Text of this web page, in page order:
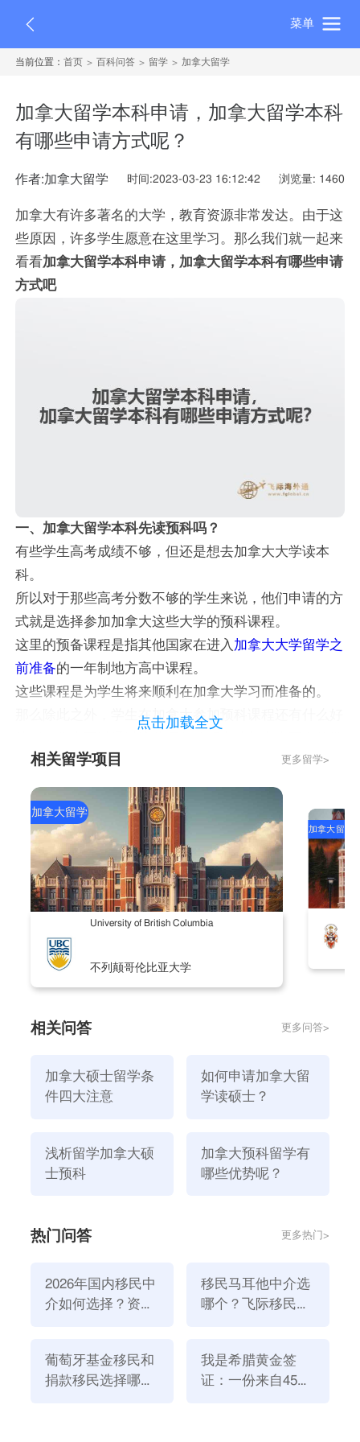
菜单
当前位置：首页 百科问答 留学 加拿大留学
加拿大留学本科申请，加拿大留学本科
有哪些申请方式呢？
作者:加拿大留学 时间:2023-03-23 16:12:42 浏览量: 1460
加拿大有许多著名的大学，教育资源非常发达。由于这
些原因，许多学生愿意在这里学习。那么我们就一起来
看看加拿大留学本科申请，加拿大留学本科有哪些申请
方式吧
一、加拿大留学本科先读预科吗？
有些学生高考成绩不够，但还是想去加拿大大学读本
科。
所以对于那些高考分数不够的学生来说，他们申请的方
式就是选择参加加拿大这些大学的预科课程。
这里的预备课程是指其他国家在进入 加拿大大学留学之
前准备的一年制地方高中课程。
这些课程是为学生将来顺利在加拿大学习而准备的。
那么除此之外，学生在加拿大参加预科课程还有什么好
院和大学。
此外，加拿大还有考试叫“省考”，类似于我们的会考，
通常占总分的30%至40%。
这种方法需要存款约70万元，用于“一年预科，四年学
习”。这类存款没有存款期限要求，但必须说明资金来
二、加拿大留学本科语言学习多久？
如果学生的经济状况还不错，我们可以考虑“一年语
言，两年大学”的模式。
语文课据说是一年，但实际情况可能不是一整年，有的
初中毕业后，你可以再学习两年获得学士学位。
三、加拿大留学本科可以直接申请大学吗？
这类学生可以直接申请加拿大留学大学，但需要提供语
言成绩，比如雅思5-5.5分，不需要很高。
点击加载全文
相关留学项目 更多留学>
加拿大留学
University of British Columbia
不列颠哥伦比亚大学
加拿大留学
相关问答 更多问答>
加拿大硕士留学条
件四大注意
如何申请加拿大留
学读硕士？
浅析留学加拿大硕
士预科
加拿大预科留学有
哪些优势呢？
热门问答 更多热门>
2026年国内移民中
介如何选择？资
移民马耳他中介选
哪个？飞际移民是
葡萄牙基金移民和
捐款移民选择哪个
我是希腊黄金签
证：一份来自45亿